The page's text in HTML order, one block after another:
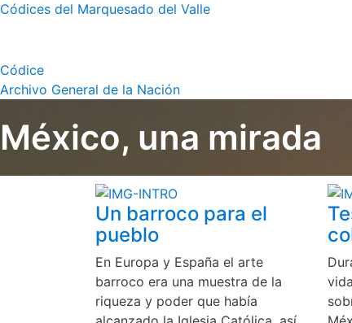
Códices del Marquesado del Valle
Códice
Archivo General de la Nación
México, una mirada
Un barroco para el
pueblo
En Europa y España el arte
barroco era una muestra de la
riqueza y poder que había